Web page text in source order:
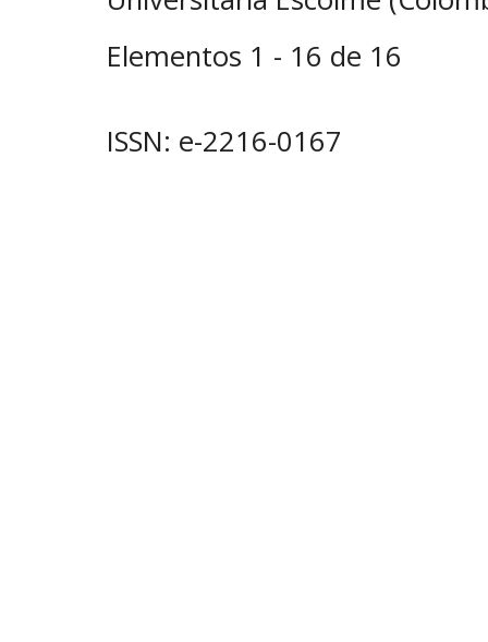
Elementos 1 - 16 de 16
ISSN: e-2216-0167